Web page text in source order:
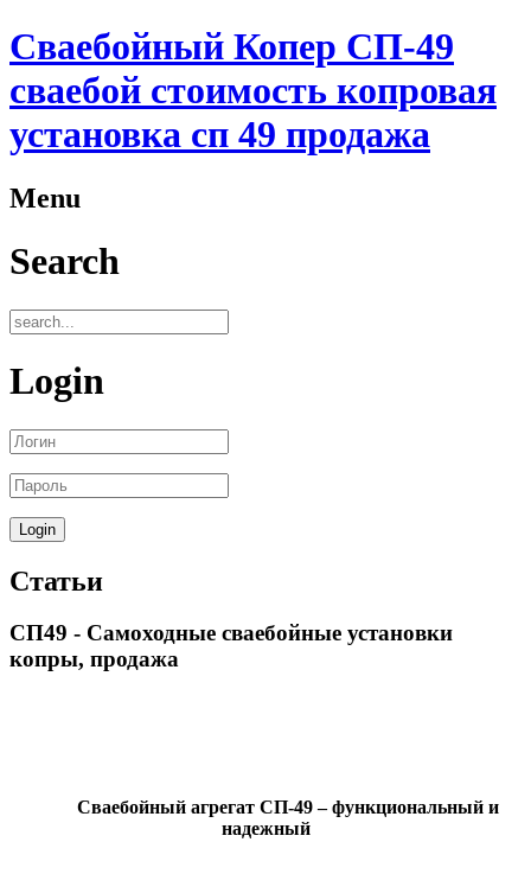
Сваебойный Копер СП-49
сваебой стоимость копровая
установка сп 49 продажа
Menu
Search
Login
Статьи
СП49 - Самоходные сваебойные установки
копры, продажа
Сваебойный агрегат СП-49 – функциональный и
надежный